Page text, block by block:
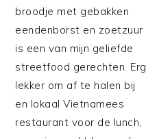
broodje met gebakken
eendenborst en zoetzuur
is een van mijn geliefde
streetfood gerechten. Erg
lekker om af te halen bij
en lokaal Vietnamees
restaurant voor de lunch,